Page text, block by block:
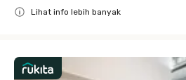
Lihat info lebih banyak